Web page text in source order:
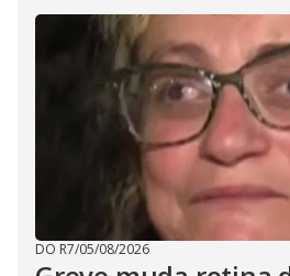
DO R7/05/08/2026